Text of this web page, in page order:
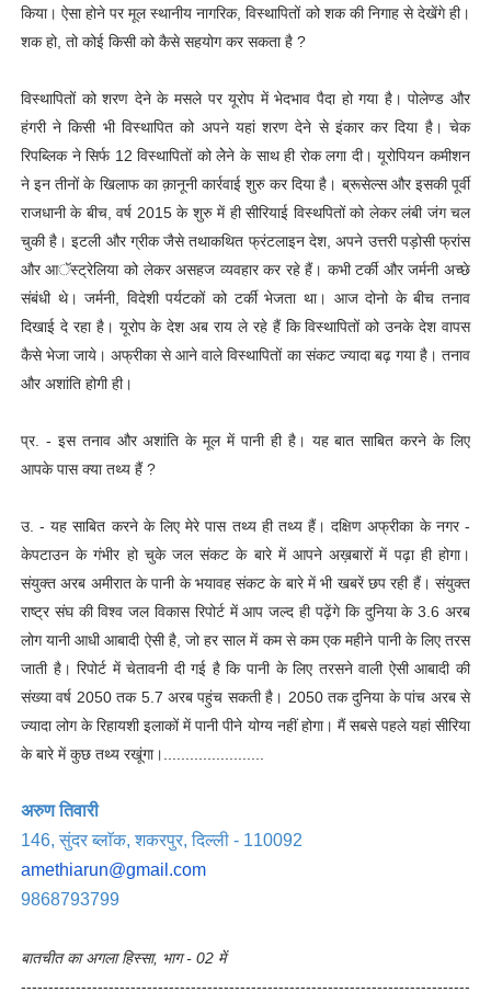
किया। ऐसा होने पर मूल स्थानीय नागरिक, विस्थापितों को शक की निगाह से देखेंगे ही।
शक हो, तो कोई किसी को कैसे सहयोग कर सकता है ?
विस्थापितों को शरण देने के मसले पर यूरोप में भेदभाव पैदा हो गया है। पोलेण्ड और
हंगरी ने किसी भी विस्थापित को अपने यहां शरण देने से इंकार कर दिया है। चेक
रिपब्लिक ने सिर्फ 12 विस्थापितों को लेेने के साथ ही रोक लगा दी। यूरोपियन कमीशन
ने इन तीनों के खिलाफ का क़ानूनी कार्रवाई शुरु कर दिया है। ब्रूसेल्स और इसकी पूर्वी
राजधानी के बीच, वर्ष 2015 के शुरु में ही सीरियाई विस्थपितों को लेकर लंबी जंग चल
चुकी है। इटली और ग्रीक जैसे तथाकथित फ्रंटलाइन देश, अपने उत्तरी पड़ोसी फ्रांस
और आॅस्ट्रेलिया को लेकर असहज व्यवहार कर रहे हैं। कभी टर्की और जर्मनी अच्छे
संबंधी थे। जर्मनी, विदेशी पर्यटकों को टर्की भेजता था। आज दोनो के बीच तनाव
दिखाई दे रहा है। यूरोप के देश अब राय ले रहे हैं कि विस्थापितों को उनके देश वापस
कैसे भेजा जाये। अफ्रीका से आने वाले विस्थापितों का संकट ज्यादा बढ़ गया है। तनाव
और अशांति होगी ही।
प्र. - इस तनाव और अशांति के मूल में पानी ही है। यह बात साबित करने के लिए
आपके पास क्या तथ्य हैं ?
उ. - यह साबित करने के लिए मेरे पास तथ्य ही तथ्य हैं। दक्षिण अफ्रीका के नगर -
केपटाउन के गंभीर हो चुके जल संकट के बारे में आपने अख़बारों में पढ़ा ही होगा।
संयुक्त अरब अमीरात के पानी के भयावह संकट के बारे में भी खबरें छप रही हैं। संयुक्त
राष्ट्र संघ की विश्व जल विकास रिपोर्ट में आप जल्द ही पढ़ेंगे कि दुनिया के 3.6 अरब
लोग यानी आधी आबादी ऐसी है, जो हर साल में कम से कम एक महीने पानी के लिए तरस
जाती है। रिपोर्ट में चेतावनी दी गई है कि पानी के लिए तरसने वाली ऐसी आबादी की
संख्या वर्ष 2050 तक 5.7 अरब पहुंच सकती है। 2050 तक दुनिया के पांच अरब से
ज्यादा लोग के रिहायशी इलाकों में पानी पीने योग्य नहीं होगा। मैं सबसे पहले यहां सीरिया
के बारे में कुछ तथ्य रखूंगा।.......................
अरुण तिवारी
146, सुंदर ब्लाॅक, शकरपुर, दिल्ली - 110092
amethiarun@gmail.com
9868793799
बातचीत का अगला हिस्सा, भाग - 02 में
----------------------------------------------------------------------------------